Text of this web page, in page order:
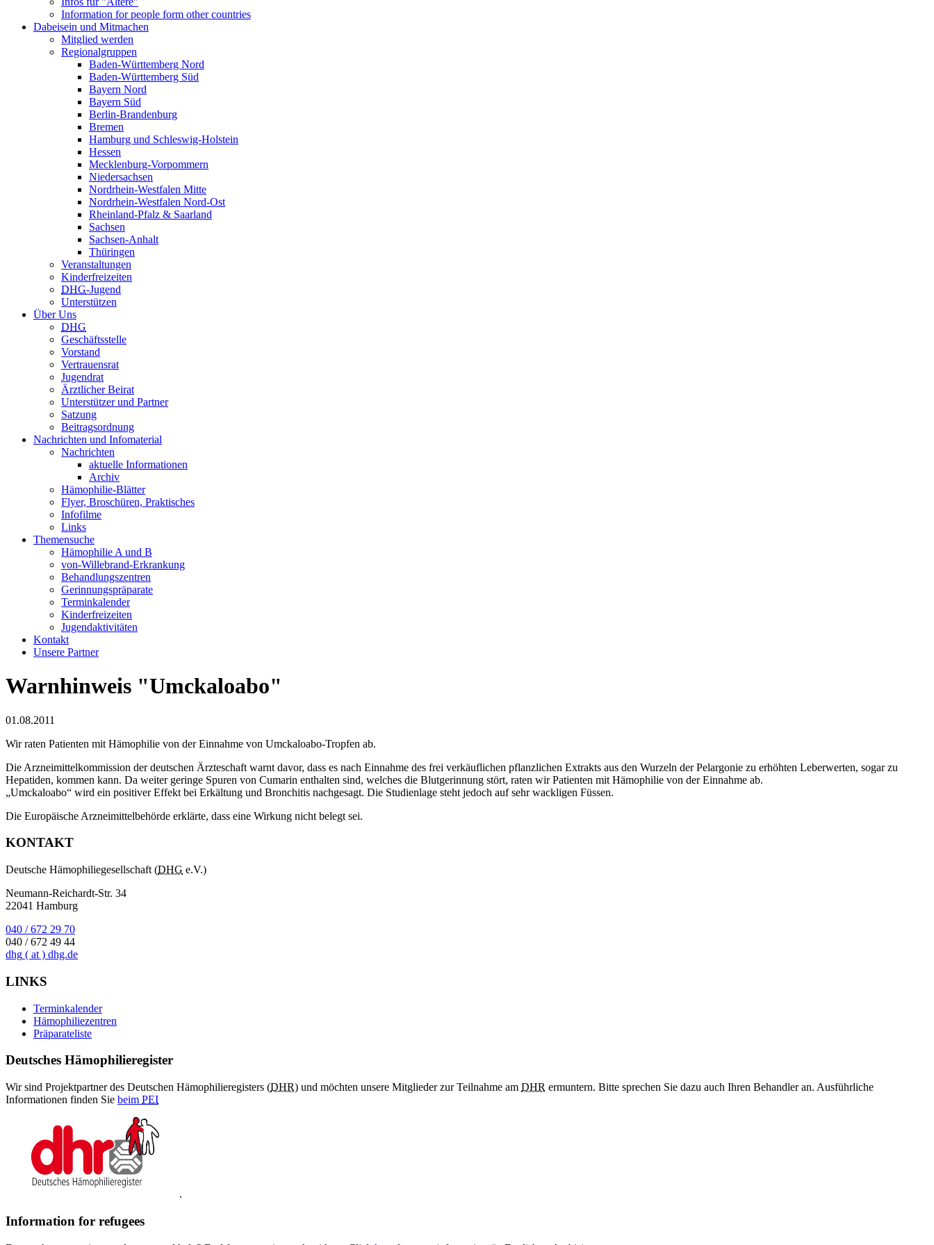
Information for people form other countries
Dabeisein und Mitmachen
Mitglied werden
Regionalgruppen
Baden-Württemberg Nord
Baden-Württemberg Süd
Bayern Nord
Bayern Süd
Berlin-Brandenburg
Bremen
Hamburg und Schleswig-Holstein
Hessen
Mecklenburg-Vorpommern
Niedersachsen
Nordrhein-Westfalen Mitte
Nordrhein-Westfalen Nord-Ost
Rheinland-Pfalz & Saarland
Sachsen
Sachsen-Anhalt
Thüringen
Veranstaltungen
Kinderfreizeiten
DHG-Jugend
Unterstützen
Über Uns
DHG
Geschäftsstelle
Vorstand
Vertrauensrat
Jugendrat
Ärztlicher Beirat
Unterstützer und Partner
Satzung
Beitragsordnung
Nachrichten und Infomaterial
Nachrichten
aktuelle Informationen
Archiv
Hämophilie-Blätter
Flyer, Broschüren, Praktisches
Infofilme
Links
Themensuche
Hämophilie A und B
von-Willebrand-Erkrankung
Behandlungszentren
Gerinnungspräparate
Terminkalender
Kinderfreizeiten
Jugendaktivitäten
Kontakt
Unsere Partner
Warnhinweis "Umckaloabo"
01.08.2011
Wir raten Patienten mit Hämophilie von der Einnahme von Umckaloabo-Tropfen ab.
Die Arzneimittelkommission der deutschen Ärzteschaft warnt davor, dass es nach Einnahme des frei verkäuflichen pflanzlichen Extrakts aus den Wurzeln der Pelargonie zu erhöhten Leberwerten, sogar zu
Hepatiden, kommen kann. Da weiter geringe Spuren von Cumarin enthalten sind, welches die Blutgerinnung stört, raten wir Patienten mit Hämophilie von der Einnahme ab.
„Umckaloabo“ wird ein positiver Effekt bei Erkältung und Bronchitis nachgesagt. Die Studienlage steht jedoch auf sehr wackligen Füssen.
Die Europäische Arzneimittelbehörde erklärte, dass eine Wirkung nicht belegt sei.
KONTAKT
Deutsche Hämophiliegesellschaft (DHG e.V.)
Neumann-Reichardt-Str. 34
22041 Hamburg
040 / 672 29 70
040 / 672 49 44
dhg ( at ) dhg.de
LINKS
Terminkalender
Hämophiliezentren
Präparateliste
Deutsches Hämophilieregister
Wir sind Projektpartner des Deutschen Hämophilieregisters (DHR) und möchten unsere Mitglieder zur Teilnahme am DHR ermuntern. Bitte sprechen Sie dazu auch Ihren Behandler an. Ausführliche
Informationen finden Sie beim PEI
.
Information for refugees